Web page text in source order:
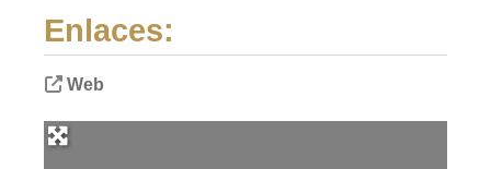
Enlaces:
Web